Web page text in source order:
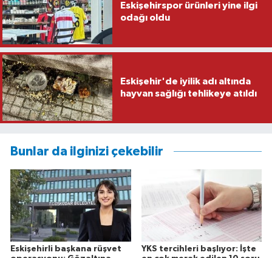
Eskişehirspor ürünleri yine ilgi
odağı oldu
Eskişehir'de iyilik adı altında
hayvan sağlığı tehlikeye atıldı
Bunlar da ilginizi çekebilir
Eskişehirli başkana rüşvet
YKS tercihleri başlıyor: İşte